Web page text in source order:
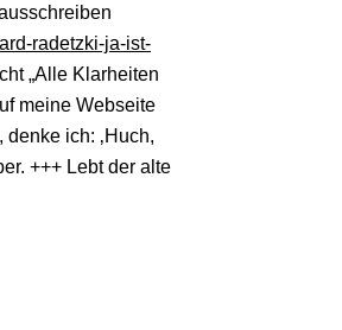
radetzki-ja-ist-
„Alle Klarheiten
meine Webseite
ich: ‚Huch,
+++ Lebt der alte